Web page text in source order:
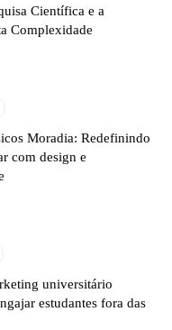
Científica e a
Complexidade
Moradia: Redefinindo
com design e
universitário
estudantes fora das